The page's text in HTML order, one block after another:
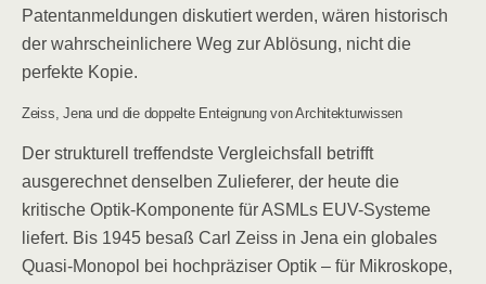
Patentanmeldungen diskutiert werden, wären historisch
der wahrscheinlichere Weg zur Ablösung, nicht die
perfekte Kopie.
Zeiss, Jena und die doppelte Enteignung von Architekturwissen
Der strukturell treffendste Vergleichsfall betrifft
ausgerechnet denselben Zulieferer, der heute die
kritische Optik-Komponente für ASMLs EUV-Systeme
liefert. Bis 1945 besaß Carl Zeiss in Jena ein globales
Quasi-Monopol bei hochpräziser Optik – für Mikroskope,